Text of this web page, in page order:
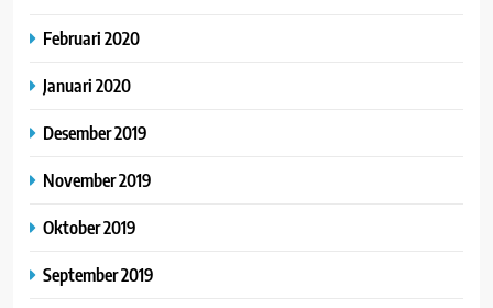
Februari 2020
Januari 2020
Desember 2019
November 2019
Oktober 2019
September 2019